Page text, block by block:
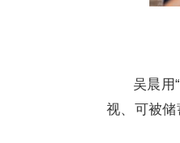
吴晨用
视、可被储